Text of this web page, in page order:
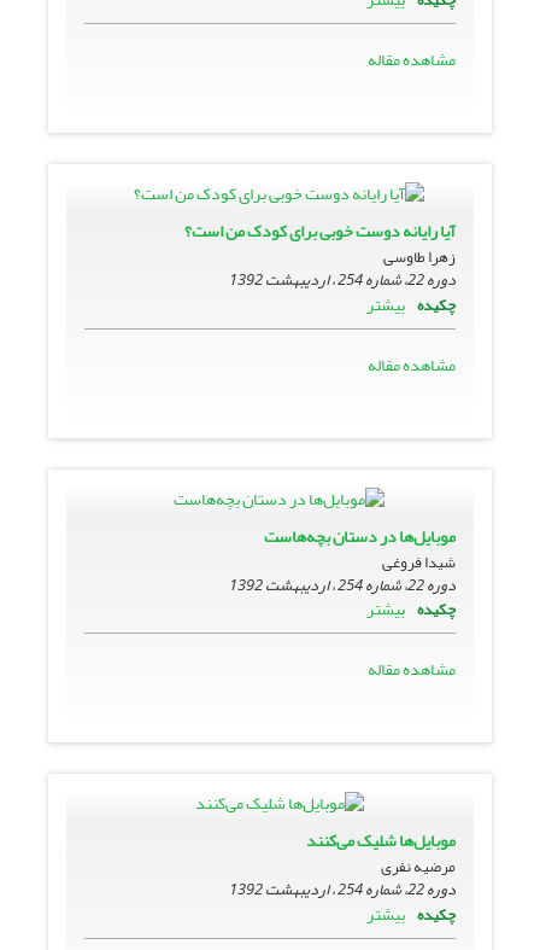
مشاهده مقاله
آیا رایانه دوست خوبی برای کودک من است؟
زهرا طاوسی
دوره 22، شماره 254 ، اردیبهشت 1392
چکیده بیشتر
مشاهده مقاله
موبایل‌ها در دستان بچه‌هاست
شیدا فروغی
دوره 22، شماره 254 ، اردیبهشت 1392
چکیده بیشتر
مشاهده مقاله
موبایل‌ها شلیک می‌کنند
مرضیه نفری
دوره 22، شماره 254 ، اردیبهشت 1392
چکیده بیشتر